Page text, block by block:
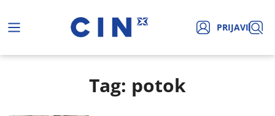
PRIJAVI
Tag: potok